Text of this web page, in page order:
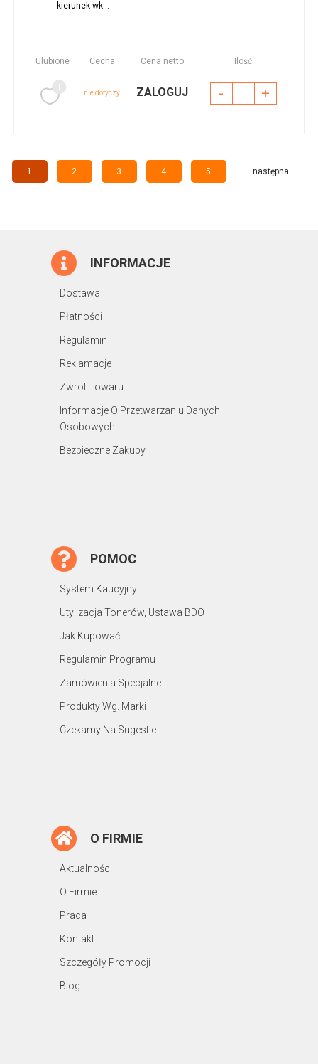
kierunek wk...
Ulubione Cecha Cena netto Ilość
nie dotyczy ZALOGUJ - +
1 2 3 4 5 następna
INFORMACJE
Dostawa
Płatności
Regulamin
Reklamacje
Zwrot Towaru
Informacje O Przetwarzaniu Danych
Osobowych
Bezpieczne Zakupy
POMOC
System Kaucyjny
Utylizacja Tonerów, Ustawa BDO
Jak Kupować
Regulamin Programu
Zamówienia Specjalne
Produkty Wg. Marki
Czekamy Na Sugestie
O FIRMIE
Aktualności
O Firmie
Praca
Kontakt
Szczegóły Promocji
Blog